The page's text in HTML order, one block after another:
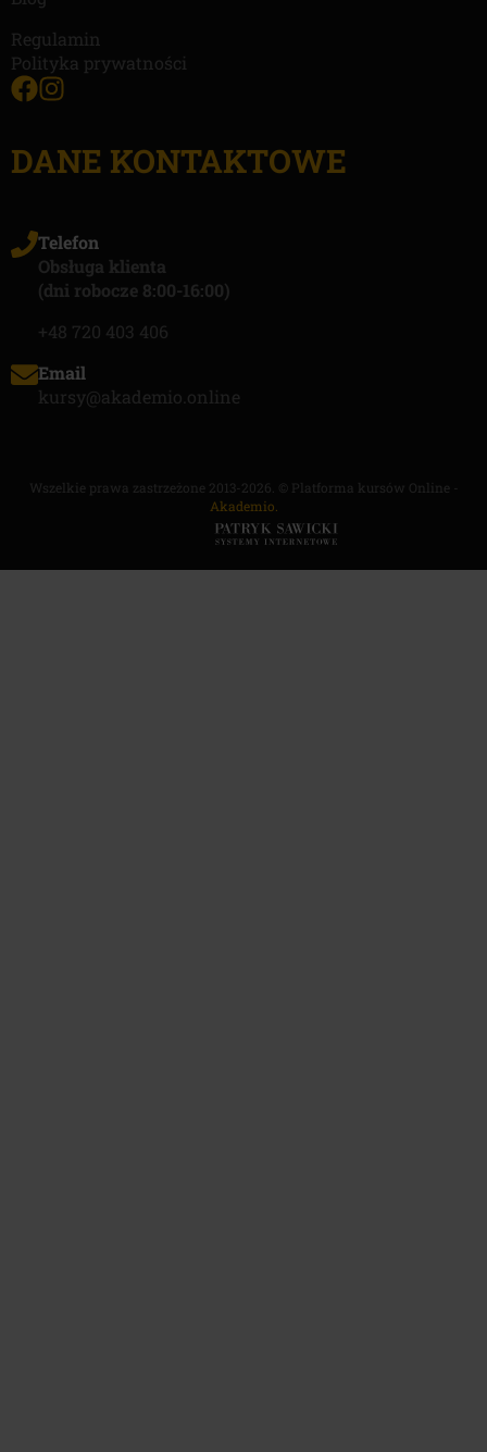
Regulamin
Polityka prywatności
DANE KONTAKTOWE
Telefon
Obsługa klienta
(dni robocze 8:00-16:00)
+48 720 403 406
Email
kursy@akademio.online
Wszelkie prawa zastrzeżone 2013-2026. © Platforma kursów Online -
Akademio.